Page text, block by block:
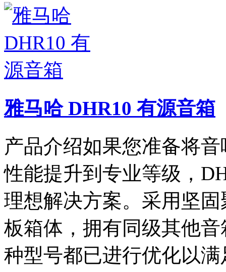
雅马哈 DHR10 有源音箱
产品介绍如果您准备将
性能提升到专业等级，
理想解决方案。采用坚
板箱体，拥有同级其他
种型号都已进行优化以